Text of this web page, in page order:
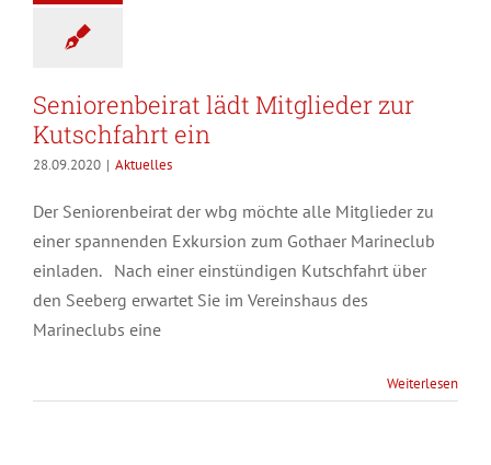
Seniorenbeirat lädt Mitglieder zur
Kutschfahrt ein
28.09.2020 | Aktuelles
Der Seniorenbeirat der wbg möchte alle Mitglieder zu
einer spannenden Exkursion zum Gothaer Marineclub
einladen. Nach einer einstündigen Kutschfahrt über
den Seeberg erwartet Sie im Vereinshaus des
Marineclubs eine
Weiterlesen